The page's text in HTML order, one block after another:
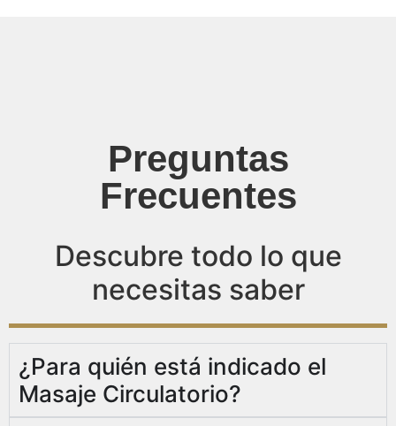
Preguntas
Frecuentes
Descubre todo lo que
necesitas saber
¿Para quién está indicado el
Masaje Circulatorio?